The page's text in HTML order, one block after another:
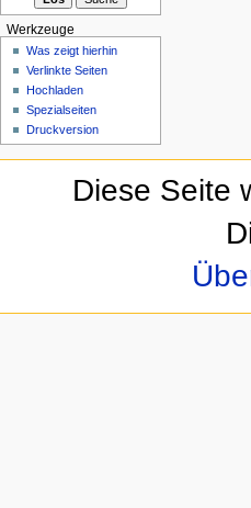
Werkzeuge
Was zeigt hierhin
Verlinkte Seiten
Hochladen
Spezialseiten
Druckversion
Diese Seite